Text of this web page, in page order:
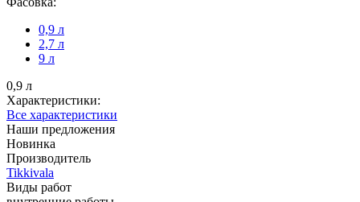
0,9 л
2,7 л
9 л
0,9 л
Характеристики:
Все характеристики
Наши предложения
Новинка
Производитель
Tikkivala
Виды работ